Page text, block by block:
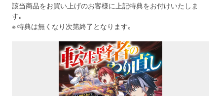
該当商品をお買い上げのお客様に上記特典をお付けいたしま
す。
※ 特典は無くなり次第終了となります。